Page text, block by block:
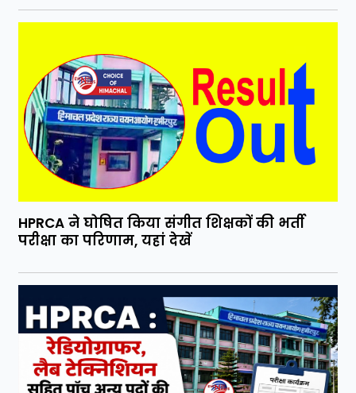
HPRCA ने घोषित किया संगीत शिक्षकों की भर्ती
परीक्षा का परिणाम, यहां देखें